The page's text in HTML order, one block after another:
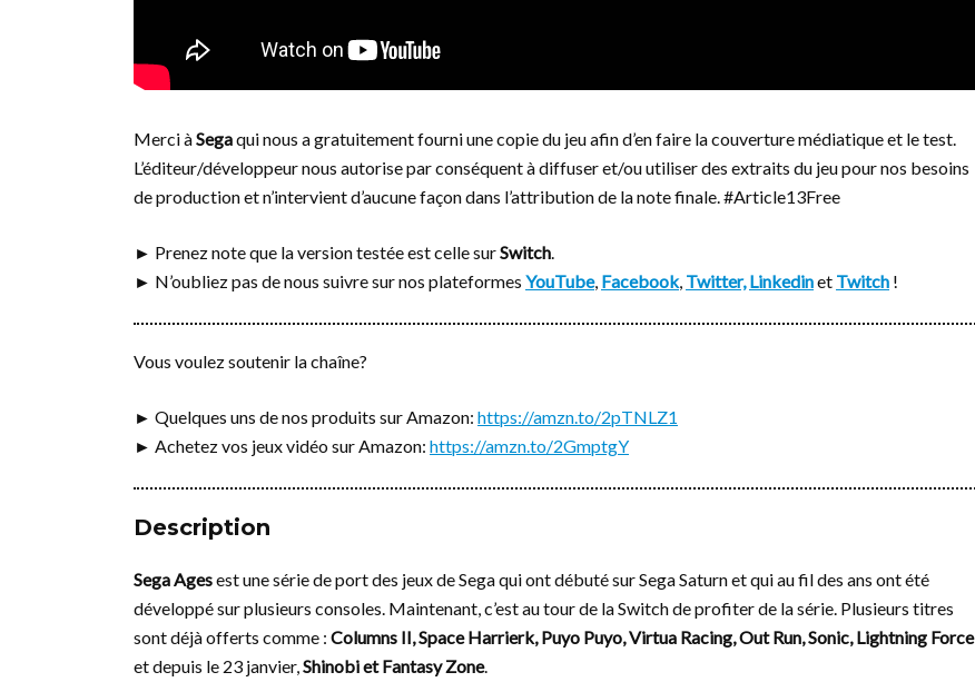
Merci àSegaqui nous a gratuitement fourni une copie du jeu afin d’en faire la couverture médiatique et le test.
L’éditeur/développeur nous autorise par conséquent à diffuser et/ou utiliser des extraits du jeu pour nos besoins
de production et n’intervient d’aucune façon dans l’attribution de la note finale. #Article13Free
► Prenez note que la version testée est celle surSwitch.
► N’oubliez pas de nous suivre sur nos plateformes YouTube, Facebook, Twitter, Linkedinet Twitch !
Vous voulez soutenir la chaîne?
► Quelques uns de nos produits sur Amazon: https://amzn.to/2pTNLZ1
► Achetez vos jeux vidéo sur Amazon: https://amzn.to/2GmptgY
Description
Sega Agesest une série de port des jeux de Sega qui ont débuté sur Sega Saturn et qui au fil des ans ont été
développé sur plusieurs consoles. Maintenant, c’est au tour de la Switch de profiter de la série. Plusieurs titres
sont déjà offerts comme : Columns II, Space Harrierk, Puyo Puyo, Virtua Racing, Out Run, Sonic, Lightning Force
et depuis le 23 janvier,Shinobi et Fantasy Zone.